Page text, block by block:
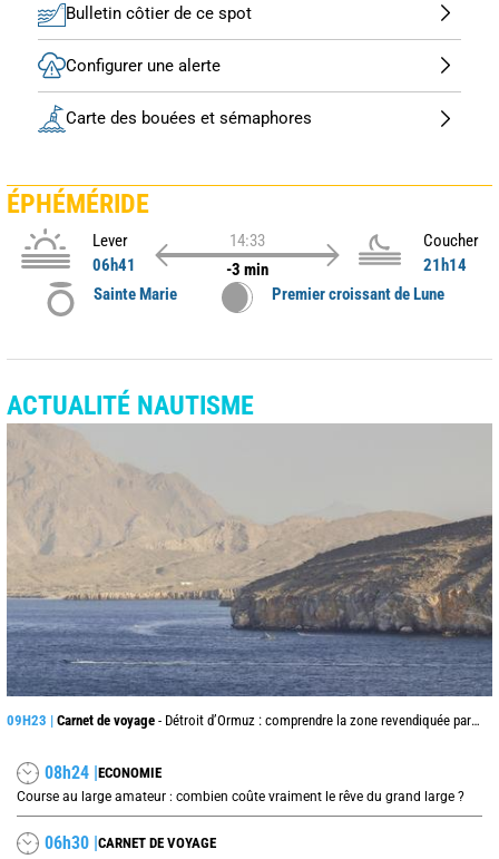
Bulletin côtier de ce spot
Configurer une alerte
Carte des bouées et sémaphores
ÉPHÉMÉRIDE
Lever
06h41
14:33
-3 min
Coucher
21h14
Sainte Marie
Premier croissant de Lune
ACTUALITÉ NAUTISME
09H23 | Carnet de voyage - Détroit d’Ormuz : comprendre la zone revendiquée par l’Iran dans ce passage stratégique
08h24 |ECONOMIE
Course au large amateur : combien coûte vraiment le rêve du grand large ?
06h30 |CARNET DE VOYAGE